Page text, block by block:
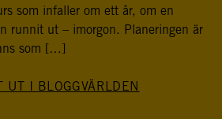
som infaller om ett år, om en
runnit ut – imorgon. Planeringen är
som […]
UT I BLOGGVÄRLDEN